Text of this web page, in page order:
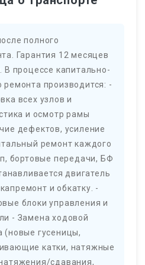
полного
Гарантия 12 месяцев
В процессе капитально-
ремонта производится: -
всех узлов и
и осмотр рамы
дефектов, усиление
ремонт каждого
бортовые передачи, БФ
двигатель
и обкатку. -
блоки управления и
- Замена ходовой
(новые гусеницы,
катки, натяжные
сдавания,